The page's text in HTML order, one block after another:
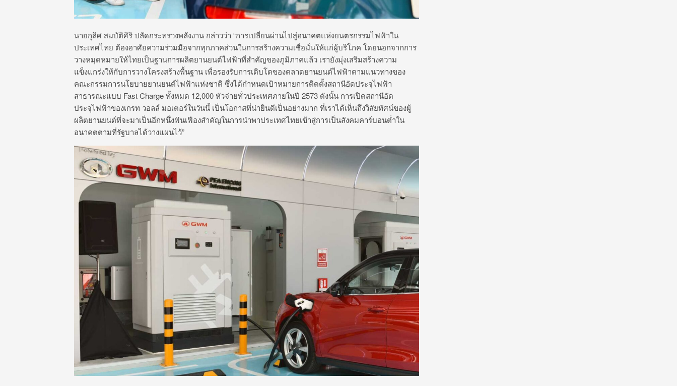
นายกุลิศ สมบัติศิริ ปลัดกระทรวงพลังงาน กล่าวว่า “การเปลี่ยนผ่านไปสู่อนาคตแห่งยนตรกรรมไฟฟ้าใน
ประเทศไทย ต้องอาศัยความร่วมมือจากทุกภาคส่วนในการสร้างความเชื่อมั่นให้แก่ผู้บริโภค โดยนอกจากการ
วางหมุดหมายให้ไทยเป็นฐานการผลิตยานยนต์ไฟฟ้าที่สำคัญของภูมิภาคแล้ว เรายังมุ่งเสริมสร้างความ
แข็งแกร่งให้กับการวางโครงสร้างพื้นฐาน เพื่อรองรับการเติบโตของตลาดยานยนต์ไฟฟ้าตามแนวทางของ
คณะกรรมการนโยบายยานยนต์ไฟฟ้าแห่งชาติ ซึ่งได้กำหนดเป้าหมายการติดตั้งสถานีอัดประจุไฟฟ้า
สาธารณะแบบ Fast Charge ทั้งหมด 12,000 หัวจ่ายทั่วประเทศภายในปี 2573 ดังนั้น การเปิดสถานีอัด
ประจุไฟฟ้าของเกรท วอลล์ มอเตอร์ในวันนี้ เป็นโอกาสที่น่ายินดีเป็นอย่างมาก ที่เราได้เห็นถึงวิสัยทัศน์ของผู้
ผลิตยานยนต์ที่จะมาเป็นอีกหนึ่งฟันเฟืองสำคัญในการนำพาประเทศไทยเข้าสู่การเป็นสังคมคาร์บอนต่ำใน
อนาคตตามที่รัฐบาลได้วางแผนไว้”